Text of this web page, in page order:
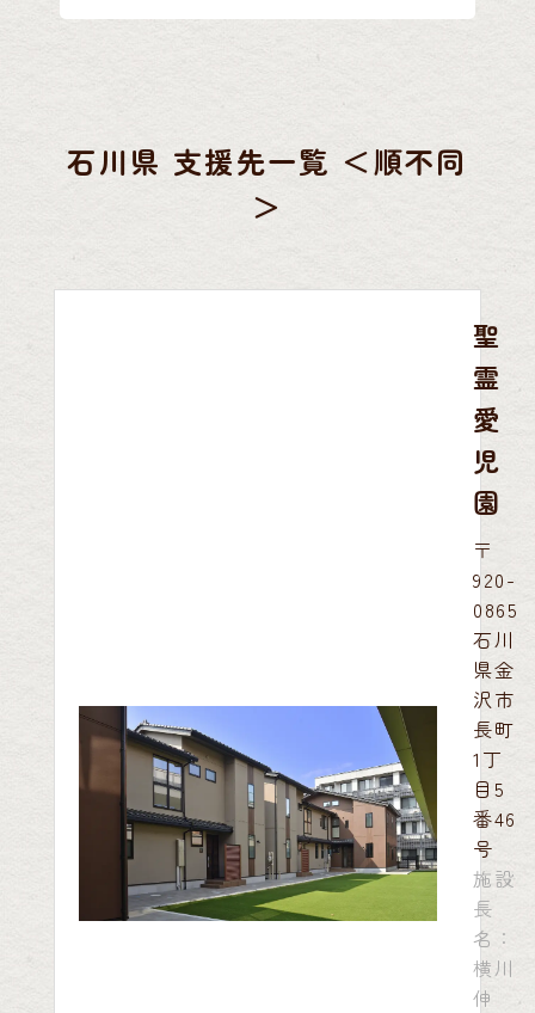
石川県 支援先一覧 ＜順不同
＞
聖
霊
愛
児
園
〒
920-
0865
石川
県金
沢市
長町
1丁
目5
番46
号
施設
長
名：
横川
伸